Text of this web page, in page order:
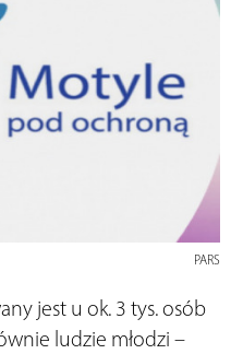
PARS
jest u ok. 3 tys. osób
ludzie młodzi –